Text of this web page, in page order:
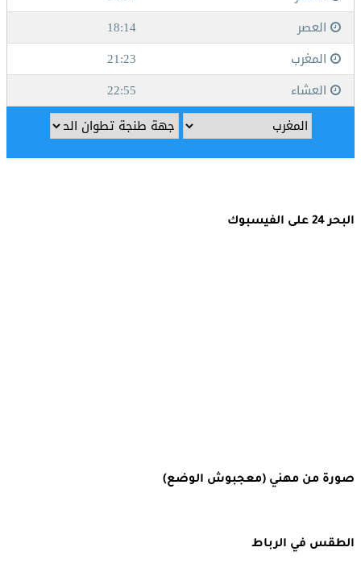
البحر 24 على الفيسبوك
صورة من مهني (معجبوش الوضع)
الطقس في الرباط